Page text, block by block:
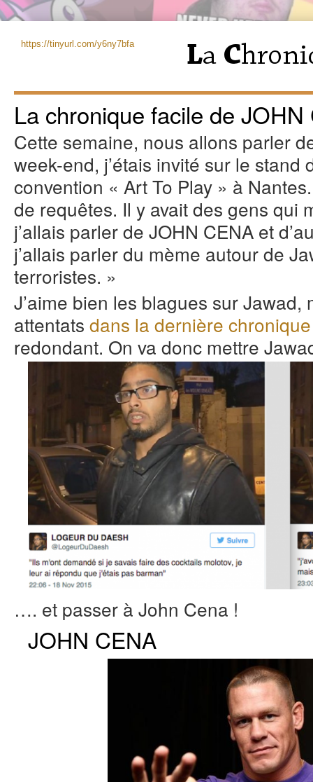
https://tinyurl.com/y6ny7bfa
La chronique facile de
Cette semaine, nous allons parler
week-end, j’étais invité sur le stand
convention « Art To Play » à
de requêtes. Il y avait des gens qui
j’allais parler de JOHN CENA et
j’allais parler du mème autour de
terroristes. »
J’aime bien les blagues sur
attentats dans la dernière chronique
redondant. On va donc mettre
…. et passer à John Cena !
JOHN CENA